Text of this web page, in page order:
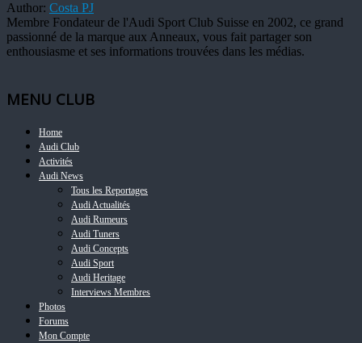
Author: Costa PJ
Membre Fondateur de l'Audi Sport Club Suisse en 2002, ce grand
passionné de la marque aux Anneaux, vous fait partager son
enthousiasme et ses informations trouvées dans les médias.
MENU CLUB
Home
Audi Club
Activités
Audi News
Tous les Reportages
Audi Actualités
Audi Rumeurs
Audi Tuners
Audi Concepts
Audi Sport
Audi Heritage
Interviews Membres
Photos
Forums
Mon Compte